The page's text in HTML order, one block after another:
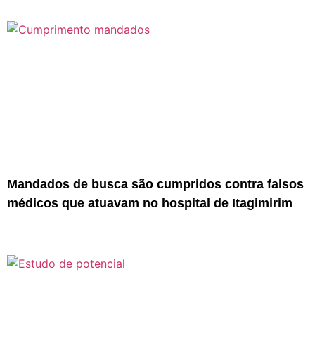
Mandados de busca são cumpridos contra falsos
médicos que atuavam no hospital de Itagimirim